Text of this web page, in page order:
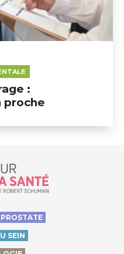
:
proche
de ma santé, by
SEIN